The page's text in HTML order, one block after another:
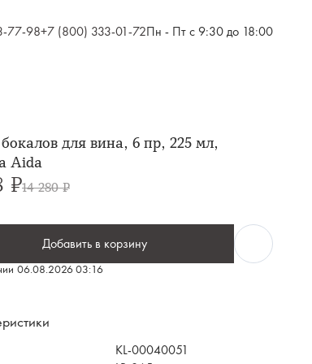
77-98+7 (800) 333-01-72Пн - Пт с 9:30 до 18:00
для вина, 6 пр, 225 мл,
Aida
₽14 280 ₽
06.08.2026 03:16
Добавить в корзину
KL-00040051